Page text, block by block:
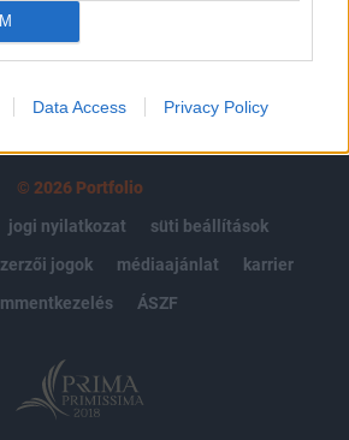
Data Access Privacy Policy
© 2026 Portfolio
jogi nyilatkozat
süti beállítások
jogok médiaajánlat
karrier
ÁSZF